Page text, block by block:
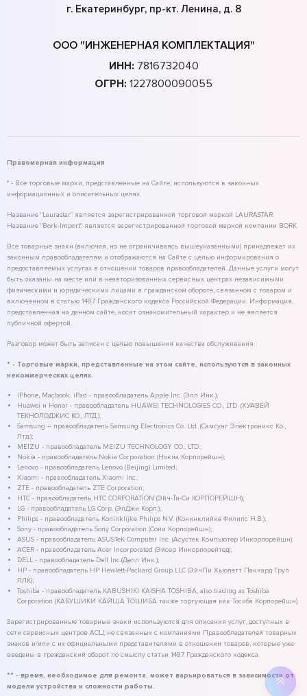
г. Екатеринбург, пр-кт. Ленина, д. 8
ООО "ИНЖЕНЕРНАЯ КОМПЛЕКТАЦИЯ"
ИНН: 7816732040
ОГРН: 1227800090055
Правомерная информация
* - Все торговые марки, представленные на Сайте, используются в законных
информационных и описательных целях.
Название "Laurastar" является зарегистрированной торговой маркой LAURASTAR.
Название "Bork-Import" является зарегистрированной торговой маркой компании BORK.
Все товарные знаки (включая, но не ограничиваясь вышеуказанными) принадлежат их
законным правообладателям и отображаются на Сайте с целью информирования о
предоставляемых услугах в отношении товаров правообладателей. Данные услуги могут
быть оказаны на месте или в неавторизованных сервисных центрах независимыми
физическими и юридическими лицами в гражданском обороте, связанном с товаром и
включенном в статью 1487 Гражданского кодекса Российской Федерации. Информация,
представленная на данном сайте, носит ознакомительный характер и не является
публичной офертой.
Разговор может быть записан с целью повышения качества обслуживания.
* - Торговые марки, представленные на этом сайте, используются в законных
некоммерческих целях.
iPhone, Macbook, iPad - правообладатель Apple Inc. (Эпл Инк.);
Huawei и Honor - правообладатель HUAWEI TECHNOLOGIES CO., LTD. (ХУАВЕЙ
ТЕКНОЛОДЖИС КО., ЛТД.);
Samsung – правообладатель Samsung Electronics Co. Ltd. (Самсунг Электроникс Ко.,
Лтд.);
MEIZU - правообладатель MEIZU TECHNOLOGY CO., LTD.;
Nokia - правообладатель Nokia Corporation (Нокиа Корпорейшн);
Lenovo - правообладатель Lenovo (Beijing) Limited;
Xiaomi - правообладатель Xiaomi Inc.;
ZTE - правообладатель ZTE Corporation;
HTC - правообладатель HTC CORPORATION (Эйч-Ти-Си КОРПОРЕЙШН);
LG - правообладатель LG Corp. (ЭлДжи Корп.);
Philips - правообладатель Koninklijke Philips N.V. (Конинклийке Филипс Н.В.);
Sony - правообладатель Sony Corporation (Сони Корпорейшн);
ASUS - правообладатель ASUSTeK Computer Inc. (Асустек Компьютер Инкорпорейшн);
ACER - правообладатель Acer Incorporated (Эйсер Инкорпорейтед);
DELL - правообладатель Dell Inc.(Делл Инк.);
HP - правообладатель HP Hewlett-Packard Group LLC (ЭйчПи Хьюлетт Паккард Груп
ЛЛК);
Toshiba - правообладатель KABUSHIKI KAISHA TOSHIBA, also trading as Toshiba
Corporation (КАБУШИКИ КАЙША ТОШИБА также торгующая как Тосиба Корпорейшн).
Зарегистрированные товарные знаки используются для описания услуг, доступных в
сети сервисных центров АСЦ, не связанных с компаниями Правообладателей товарных
знаков и/или с их официальными представителями в отношении товаров, которые уже
введены в гражданский оборот по смыслу статьи 1487 Гражданского кодекса.
** - время, необходимое для ремонта, может варьироваться в зависимости от
модели устройства и сложности работы.